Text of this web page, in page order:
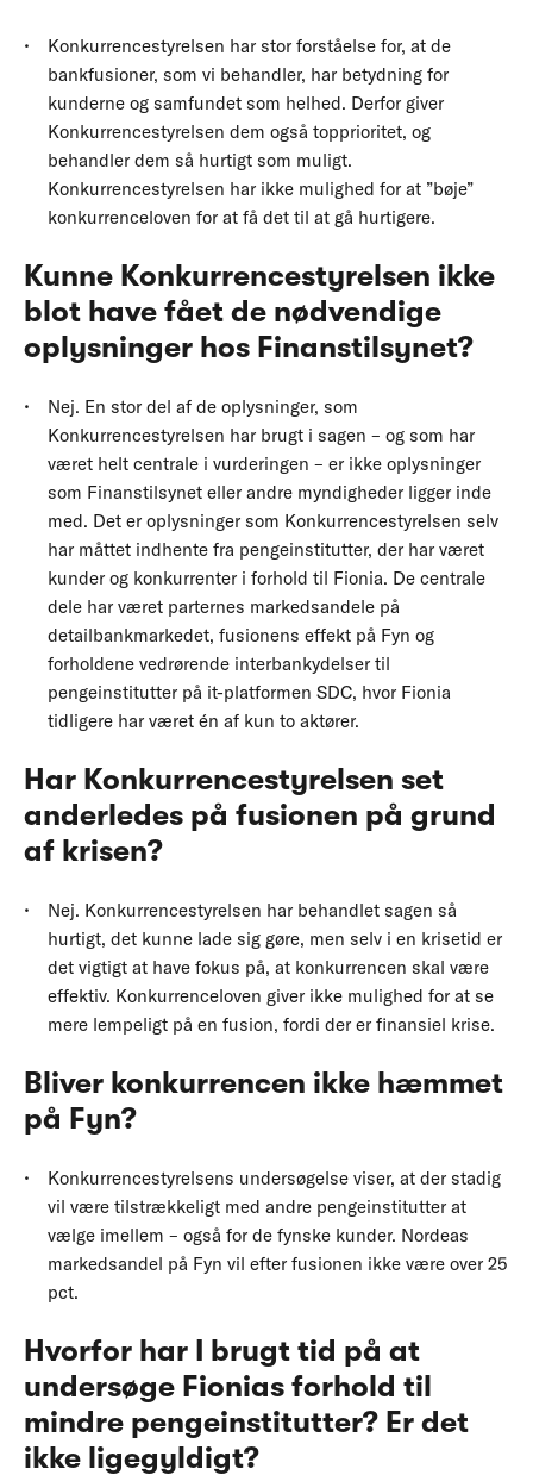
Konkurrencestyrelsen har stor forståelse for, at de
bankfusioner, som vi behandler, har betydning for
kunderne og samfundet som helhed. Derfor giver
Konkurrencestyrelsen dem også topprioritet, og
behandler dem så hurtigt som muligt.
Konkurrencestyrelsen har ikke mulighed for at ”bøje”
konkurrenceloven for at få det til at gå hurtigere.
Kunne Konkurrencestyrelsen ikke
blot have fået de nødvendige
oplysninger hos Finanstilsynet?
Nej. En stor del af de oplysninger, som
Konkurrencestyrelsen har brugt i sagen – og som har
været helt centrale i vurderingen – er ikke oplysninger
som Finanstilsynet eller andre myndigheder ligger inde
med. Det er oplysninger som Konkurrencestyrelsen selv
har måttet indhente fra pengeinstitutter, der har været
kunder og konkurrenter i forhold til Fionia. De centrale
dele har været parternes markedsandele på
detailbankmarkedet, fusionens effekt på Fyn og
forholdene vedrørende interbankydelser til
pengeinstitutter på it-platformen SDC, hvor Fionia
tidligere har været én af kun to aktører.
Har Konkurrencestyrelsen set
anderledes på fusionen på grund
af krisen?
Nej. Konkurrencestyrelsen har behandlet sagen så
hurtigt, det kunne lade sig gøre, men selv i en krisetid er
det vigtigt at have fokus på, at konkurrencen skal være
effektiv. Konkurrenceloven giver ikke mulighed for at se
mere lempeligt på en fusion, fordi der er finansiel krise.
Bliver konkurrencen ikke hæmmet
på Fyn?
Konkurrencestyrelsens undersøgelse viser, at der stadig
vil være tilstrækkeligt med andre pengeinstitutter at
vælge imellem – også for de fynske kunder. Nordeas
markedsandel på Fyn vil efter fusionen ikke være over 25
pct.
Hvorfor har I brugt tid på at
undersøge Fionias forhold til
mindre pengeinstitutter? Er det
ikke ligegyldigt?